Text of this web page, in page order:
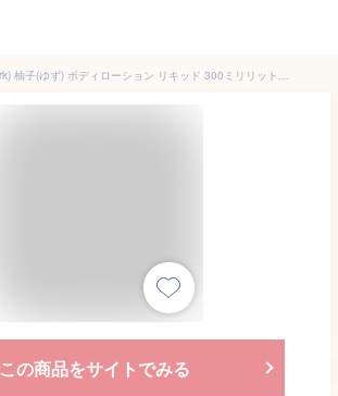
Mマーク(M-mark) 柚子(ゆず) ボディローション リキッド 300ミリリットル (x 1)
この商品をサイトでみる